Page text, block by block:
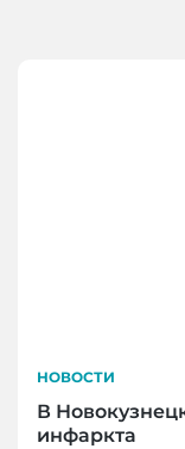
НОВОСТИ
В
инфаркта